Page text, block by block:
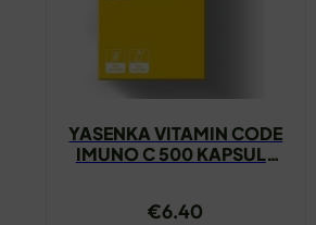
YASENKA VITAMIN CODE
IMUNO C 500 KAPSULE
€6.40